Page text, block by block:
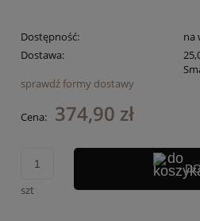
Dostępność:
na
Dostawa:
Cena nie zawiera ewentualnych
sprawdź formy dostawy
Cena: 374,90 zł
szt